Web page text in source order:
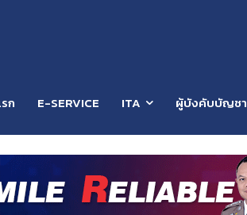
ก E-SERVICE ITA ผู้บังคับบัญชา